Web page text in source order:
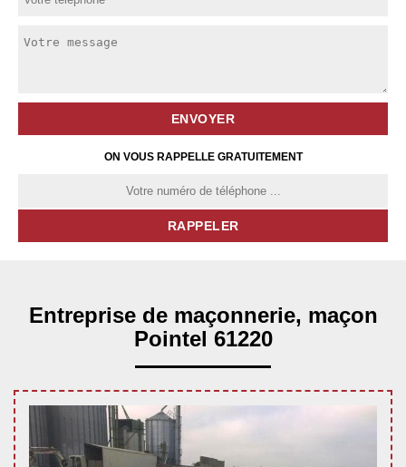
ON VOUS RAPPELLE GRATUITEMENT
Entreprise de maçonnerie, maçon
Pointel 61220